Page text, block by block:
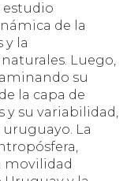
estudio
de la
y la
Luego,
su
la capa de
su variabilidad,
La
movilidad